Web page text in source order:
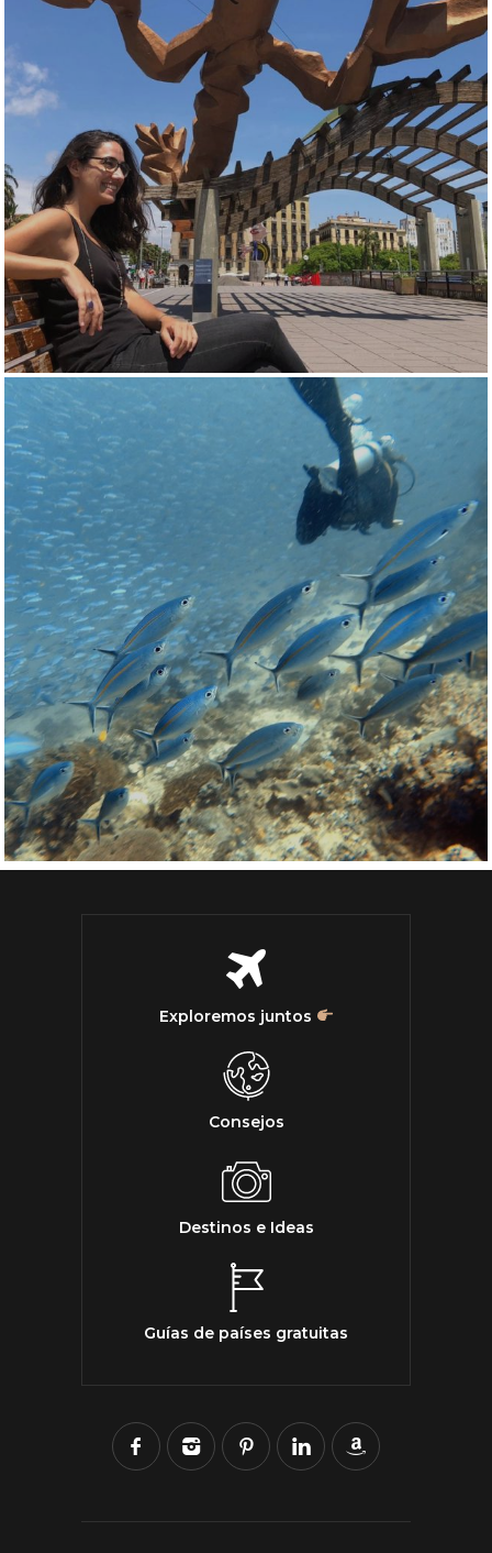
Exploremos juntos
Consejos
Destinos e Ideas
Guías de países gratuitas